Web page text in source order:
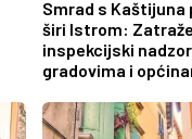
Smrad s Kaštijuna
širi Istrom:
inspekcijski
gradovima i